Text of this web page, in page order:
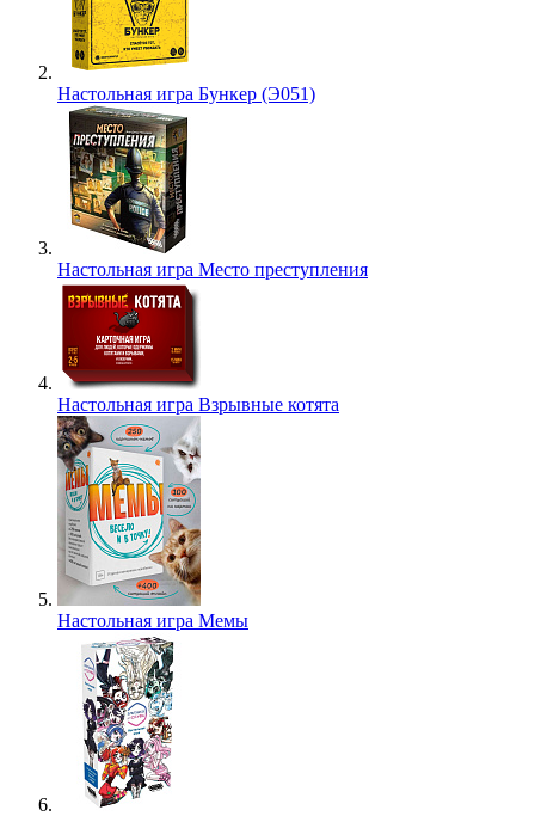
Настольная игра Бункер (Э051)
Настольная игра Место преступления
Настольная игра Взрывные котята
Настольная игра Мемы